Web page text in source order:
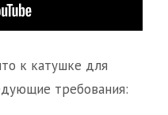
к катушке для
требования: